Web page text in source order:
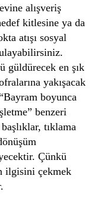
alışveriş
kitlesine ya da
atışı sosyal
güldürecek en şık
yakışacak
boyunca
benzeri
tıklama
Çünkü
ilgisini çekmek